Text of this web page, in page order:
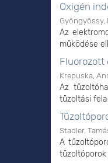
Oxigén
Gyöngyössy,
Az
működése
Fluorozott
Krepuska,
Az
tűzoltási
Stadler,
A